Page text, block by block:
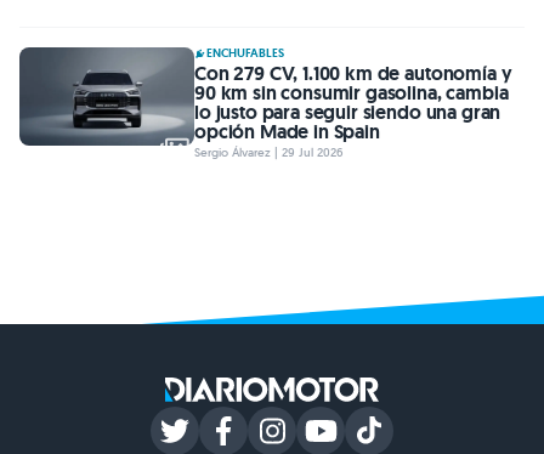
ENCHUFABLES
Con 279 CV, 1.100 km de autonomía y
90 km sin consumir gasolina, cambia
lo justo para seguir siendo una gran
opción Made in Spain
Sergio Álvarez | 29 Jul 2026